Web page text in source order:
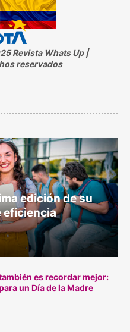
Revista Whats Up |
reservados
edición de su
eficiencia
es recordar mejor:
un Día de la Madre